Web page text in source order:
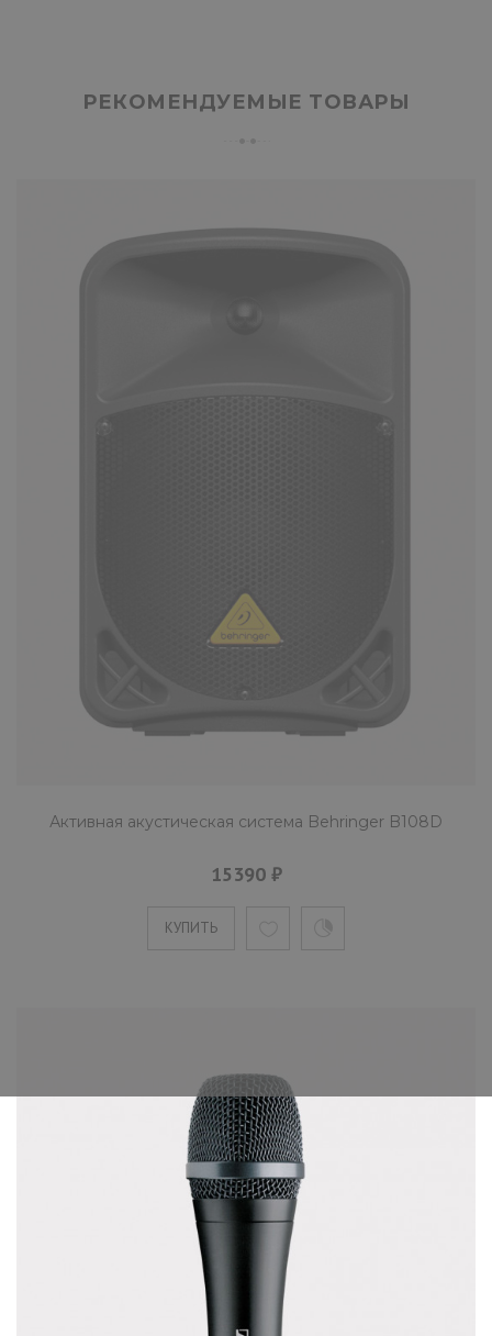
РЕКОМЕНДУЕМЫЕ ТОВАРЫ
Активная акустическая система Behringer B108D
15390 ₽
КУПИТЬ